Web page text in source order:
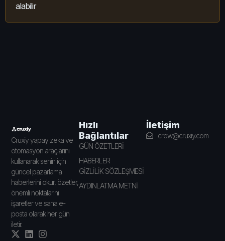
alabilir
Cruxiy yapay zeka ve
otomasyon araçlarını
kullanarak senin için
güncel pazarlama
haberlerini okur, özetler,
önemli noktalarını
işaretler ve sana e-
posta olarak her gün
iletir.
Hızlı
Bağlantılar
GÜN ÖZETLERİ
HABERLER
GİZLİLİK SÖZLEŞMESİ
AYDINLATMA METNİ
İletişim
crew@cruxiy.com